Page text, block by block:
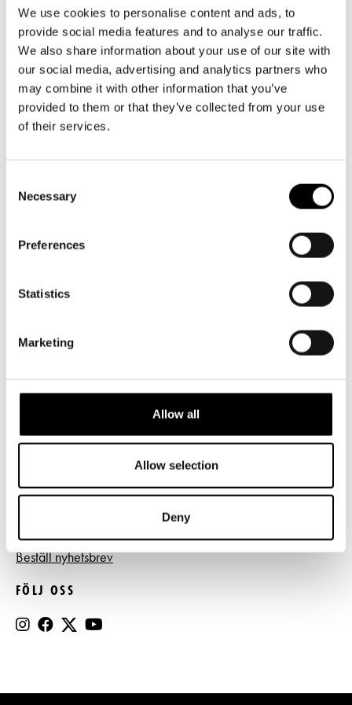
We use cookies to personalise content and ads, to
provide social media features and to analyse our traffic.
We also share information about your use of our site with
our social media, advertising and analytics partners who
may combine it with other information that you’ve
provided to them or that they’ve collected from your use
of their services.
Selection
Necessary
Preferences
Statistics
Marketing
Allow all
Allow selection
Deny
Presentkort
Tillgänglighet
Frågor & svar
Platskarta
Företag
Guidning
Teaterns verksamhet
Ensemble
Historia
Svenska Teatern Live
LOGGA IN
info@svenskateatern.fi
BILJETTER
Köp biljetter
Biljettkassan öppnar 11.8
Norra esplanaden 2
LÄNKAR
Frågor & svar
Press
Register- och dataskyddsbeskrivning
Beställ nyhetsbrev
FÖLJ OSS